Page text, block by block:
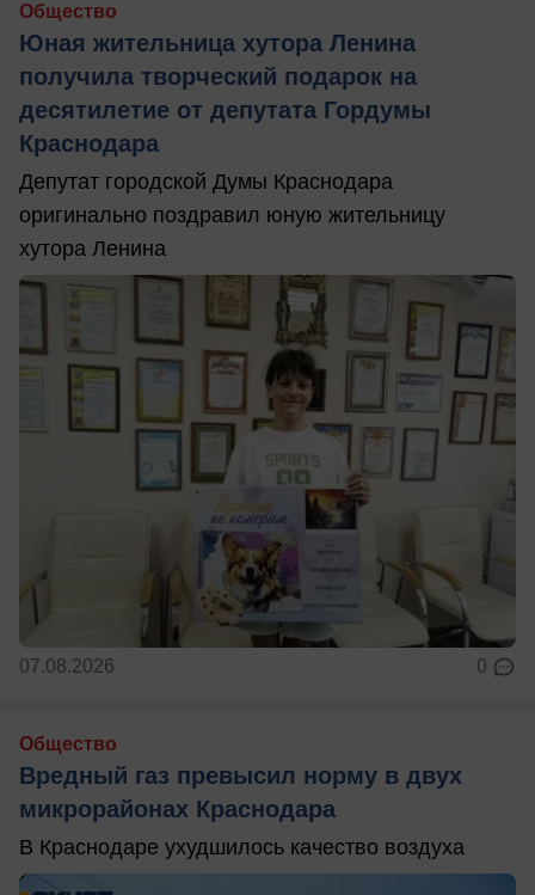
Общество
Юная жительница хутора Ленина
получила творческий подарок на
десятилетие от депутата Гордумы
Краснодара
Депутат городской Думы Краснодара
оригинально поздравил юную жительницу
хутора Ленина
07.08.2026 0
Общество
Вредный газ превысил норму в двух
микрорайонах Краснодара
В Краснодаре ухудшилось качество воздуха